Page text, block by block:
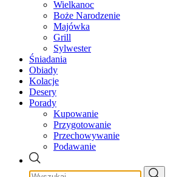
Wielkanoc
Boże Narodzenie
Majówka
Grill
Sylwester
Śniadania
Obiady
Kolacje
Desery
Porady
Kupowanie
Przygotowanie
Przechowywanie
Podawanie